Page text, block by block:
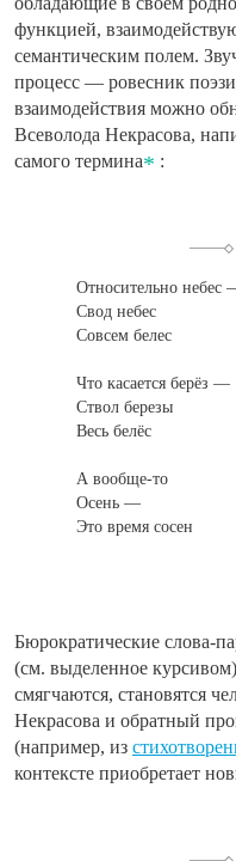
функцией,
семантическим полем.
процесс — ровесник
взаимодействия можно
Всеволода Некрасова,
самого термина
:
Относительно небес
Свод небес
Совсем белес
Что касается берёз —
Ствол березы
Весь белёс
А вообще-то
Осень —
Это время сосен
Бюрократические слова-
(см. выделенное
смягчаются, становятся
Некрасова и обратный
(например, из
контексте приобретает